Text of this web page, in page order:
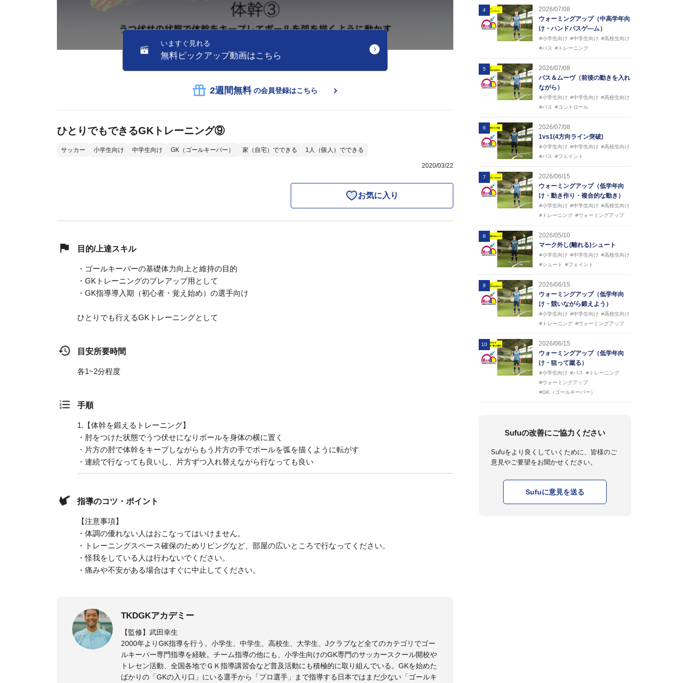
いますぐ見れる
無料ピックアップ動画はこちら
2週間無料 の会員登録はこちら
ひとりでもできるGKトレーニング⑨
サッカー 小学生向け 中学生向け GK（ゴールキーパー） 家（自宅）でできる 1人（個人）でできる
2020/03/22
お気に入り
目的/上達スキル
・ゴールキーパーの基礎体力向上と維持の目的
・GKトレーニングのプレアップ用として
・GK指導導入期（初心者・覚え始め）の選手向け
ひとりでも行えるGKトレーニングとして
目安所要時間
各1~2分程度
手順
1. 【体幹を鍛えるトレーニング】
・肘をつけた状態でうつ伏せになりボールを身体の横に置く
・片方の肘で体幹をキープしながらもう片方の手でボールを弧を描くように転がす
・連続で行なっても良いし、片方ずつ入れ替えながら行なっても良い
指導のコツ・ポイント
【注意事項】
・体調の優れない人はおこなってはいけません。
・トレーニングスペース確保のためリビングなど、部屋の広いところで行なってください。
・怪我をしている人は行わないでください。
・痛みや不安がある場合はすぐに中止してください。
TKDGKアカデミー
【監修】武田幸生
2000年よりGK指導を行う。小学生、中学生、高校生、大学生、Jクラブなど全てのカテゴリでゴー
ルキーパー専門指導を経験。チーム指導の他にも、小学生向けのGK専門のサッカースクール開校や
トレセン活動、全国各地でＧＫ指導講習会など普及活動にも積極的に取り組んでいる。GKを始めた
ばかりの「GKの入り口」にいる選手から「プロ選手」まで指導する日本ではまだ少ない「ゴールキ
4
2026/07/08
ウォーミングアップ（中高学年向
け・ハンドパスゲ―ム）
#小学生向け #中学生向け #高校生向け
#パス
#トレーニング
5
2026/07/08
パス＆ムーヴ（前後の動きを入れ
ながら）
#小学生向け #中学生向け #高校生向け
#パス
#コントロール
6
2026/07/08
1vs1(4方向ライン突破)
#小学生向け #中学生向け #高校生向け
#パス
#フェイント
7
2026/06/15
ウォーミングアップ（低学年向
け・動き作り・複合的な動き）
#小学生向け #中学生向け #高校生向け
#トレーニング #ウォーミングアップ
8
2026/05/10
マーク外し(離れる)シュート
#小学生向け #中学生向け #高校生向け
#シュート
#フェイント
9
2026/06/15
ウォーミングアップ（低学年向
け・競いながら鍛えよう）
#小学生向け #中学生向け #高校生向け
#トレーニング #ウォーミングアップ
10
2026/06/15
ウォーミングアップ（低学年向
け・狙って蹴る）
#小学生向け #パス
#トレーニング
#ウォーミングアップ
#GK（ゴールキーパー）
Sufuの改善にご協力ください
Sufuをより良くしていくために、皆様のご
意見やご要望をお聞かせください。
Sufuに意見を送る